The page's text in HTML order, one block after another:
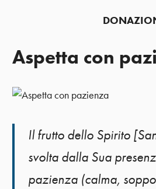
Aspetta con
Il frutto dello Spirito
svolta dalla Sua
pazienza (calma,